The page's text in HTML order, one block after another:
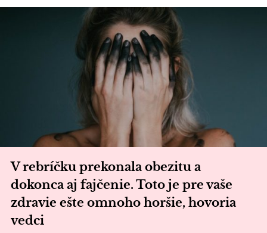
V rebríčku prekonala obezitu a
dokonca aj fajčenie. Toto je pre vaše
zdravie ešte omnoho horšie, hovoria
vedci